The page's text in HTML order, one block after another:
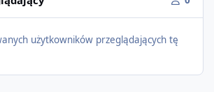
użytkowników przeglądających tę